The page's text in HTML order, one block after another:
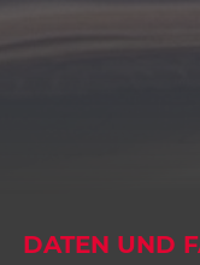
DATEN UND